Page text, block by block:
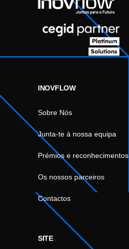
INOVFLOW
Sobre Nós
Junta-te à nossa equipa
Prémios e reconhecimentos
Os nossos parceiros
Contactos
SITE